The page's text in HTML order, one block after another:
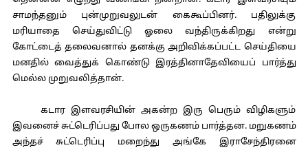
சாமந்தனும் புன்முறுவலுடன் கைகூப்பினர். பதிலுக்கு
மரியாதை செய்துவிட்டு ஓலை வந்திருக்கிறது என்று
கோட்டைத் தலைவனால் தனக்கு அறிவிக்கப்பட்ட செய்தியை
மனதில் வைத்துக் கொண்டு இரத்தினாதேவியைப் பார்த்து
மெல்ல முறுவலித்தான்.
கடார இளவரசியின் அகன்ற இரு பெரும் விழிகளும்
இவனைச் சுட்டெரிப்பது போல ஒருகணம் பார்த்தன. மறுகணம்
அந்தச் சுட்டெரிப்பு மறைந்து அங்கே இராசேந்திரனை